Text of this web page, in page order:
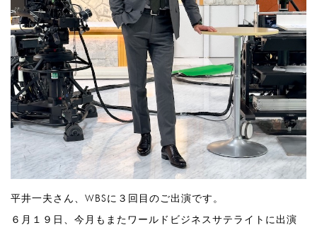
平井一夫さん、WBSに３回目のご出演です。
６月１９日、今月もまたワールドビジネスサテライトに出演